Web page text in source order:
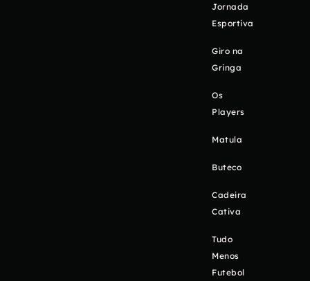
Jornada
Esportiva
Giro na
Gringa
Os
Players
Matula
Buteco
Cadeira
Cativa
Tudo
Menos
Futebol